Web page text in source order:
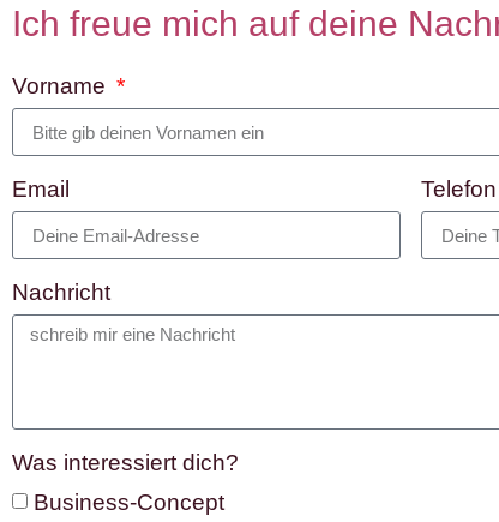
Ich freue mich auf deine
Vorname
Email Telefon
Nachricht
Was interessiert dich?
Business-Concept